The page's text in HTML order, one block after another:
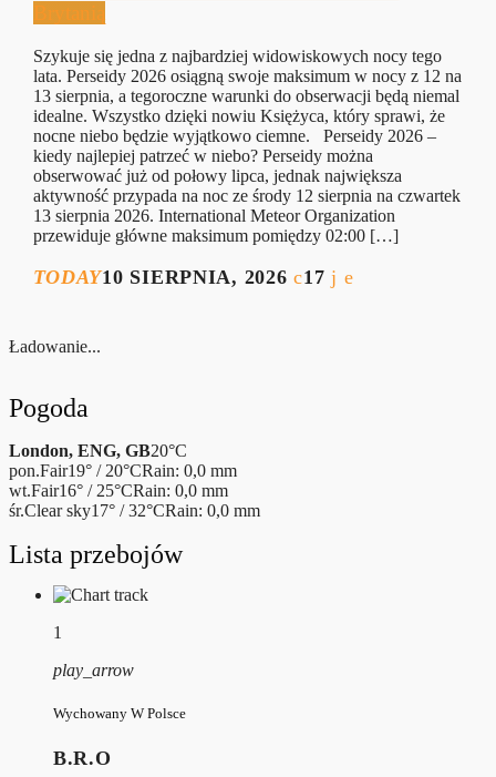
Brytanią
Szykuje się jedna z najbardziej widowiskowych nocy tego
lata. Perseidy 2026 osiągną swoje maksimum w nocy z 12 na
13 sierpnia, a tegoroczne warunki do obserwacji będą niemal
idealne. Wszystko dzięki nowiu Księżyca, który sprawi, że
nocne niebo będzie wyjątkowo ciemne. Perseidy 2026 –
kiedy najlepiej patrzeć w niebo? Perseidy można
obserwować już od połowy lipca, jednak największa
aktywność przypada na noc ze środy 12 sierpnia na czwartek
13 sierpnia 2026. International Meteor Organization
przewiduje główne maksimum pomiędzy 02:00 […]
TODAY10 SIERPNIA, 2026 17
Ładowanie...
Pogoda
London, ENG, GB20°C
pon.Fair19° / 20°CRain: 0,0 mm
wt.Fair16° / 25°CRain: 0,0 mm
śr.Clear sky17° / 32°CRain: 0,0 mm
Lista przebojów
1
play_arrow
Wychowany W Polsce
B.R.O